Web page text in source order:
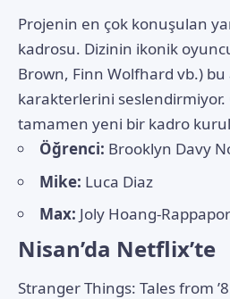
Projenin en çok konuşulan
kadrosu. Dizinin ikonik
Brown, Finn Wolfhard vb.)
karakterlerini seslendirmiyor.
tamamen yeni bir kadro
Öğrenci: Brooklyn Davy
Mike: Luca Diaz
Max: Joly Hoang-
Nisan’da Netflix’te
Stranger Things: Tales from